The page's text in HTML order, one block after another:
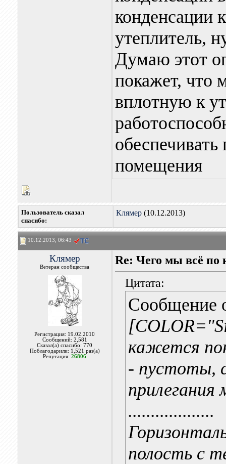
конденсации
утеплитель,
Думаю этот
покажет, что
вплотную к
помещения
Пользователь сказал
cпасибо:
Клямер(10.12.2013)
10.12.2013, 06:43
Клямер
Ветеран сообщества
Регистрация: 19.02.2010
Сообщений: 2,581
Сказал(а) спасибо: 770
Поблагодарили: 1,521 раз(а)
Репутация:26806
Re: Чего мы всё по
Цитата:
Сообщение
кажется
- пустоты,
прилегания
...................
полость с